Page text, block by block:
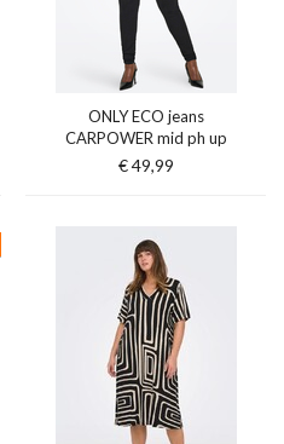
ONLY ECO jeans
CARPOWER mid ph up
€ 49,99